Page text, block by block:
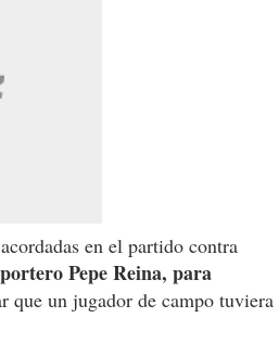
en el partido contra
Pepe Reina, para
que un jugador de campo tuviera